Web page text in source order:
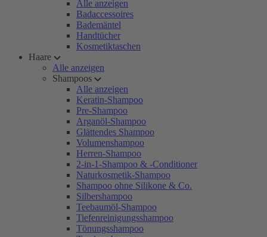
Alle anzeigen
Badaccessoires
Bademäntel
Handtücher
Kosmetiktaschen
Haare
Alle anzeigen
Shampoos
Alle anzeigen
Keratin-Shampoo
Pre-Shampoo
Arganöl-Shampoo
Glättendes Shampoo
Volumenshampoo
Herren-Shampoo
2-in-1-Shampoo & -Conditioner
Naturkosmetik-Shampoo
Shampoo ohne Silikone & Co.
Silbershampoo
Teebaumöl-Shampoo
Tiefenreinigungsshampoo
Tönungsshampoo